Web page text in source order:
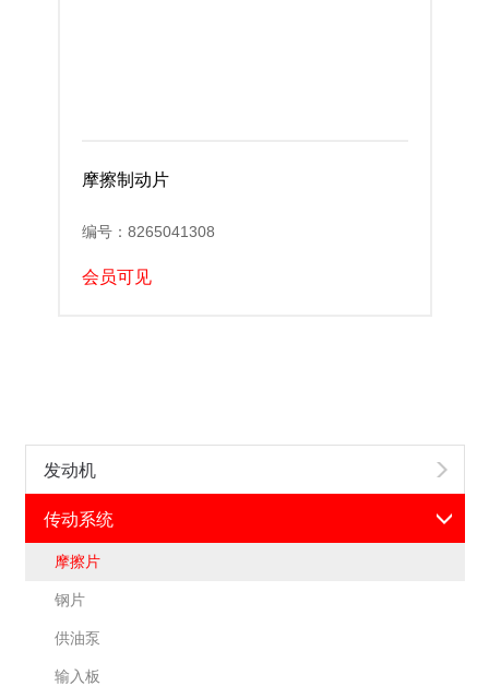
发动机
传动系统
摩擦片
钢片
供油泵
输入板
摩擦制动片
编号：8265041308
会员可见